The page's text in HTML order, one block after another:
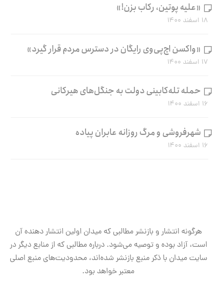
«علیه پوتین، رکاب بزن!»
۱۸ اسفند ۱۴۰۰
«واکسن اچ‌پی‌وی رایگان در دسترس مردم قرار گیرد»
۱۷ اسفند ۱۴۰۰
حمله تله‌کابینی دولت به جنگل‌های هیرکانی
۱۶ اسفند ۱۴۰۰
شهرفروشی و مرگ روزانه عابران پیاده
۱۶ اسفند ۱۴۰۰
هرگونه انتشار و بازنشر مطالبی که میدان اولین انتشار دهنده آن
است، آزاد بوده و توصیه می‌شود. درباره مطالبی که از منابع دیگر در
سایت میدان با ذکر منبع بازنشر شده‌اند، محدودیت‌های منبع اصلی
معتبر خواهد بود.